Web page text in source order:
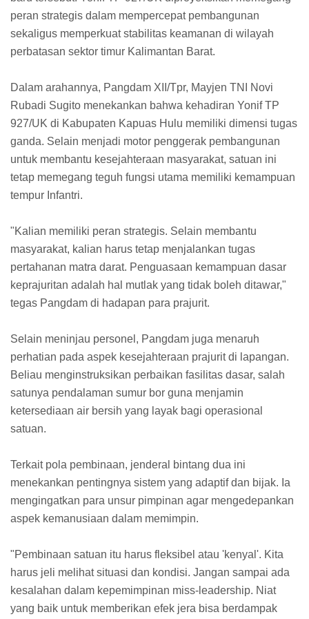
peran strategis dalam mempercepat pembangunan
sekaligus memperkuat stabilitas keamanan di wilayah
perbatasan sektor timur Kalimantan Barat.
Dalam arahannya, Pangdam XII/Tpr, Mayjen TNI Novi
Rubadi Sugito menekankan bahwa kehadiran Yonif TP
927/UK di Kabupaten Kapuas Hulu memiliki dimensi tugas
ganda. Selain menjadi motor penggerak pembangunan
untuk membantu kesejahteraan masyarakat, satuan ini
tetap memegang teguh fungsi utama memiliki kemampuan
tempur Infantri.
"Kalian memiliki peran strategis. Selain membantu
masyarakat, kalian harus tetap menjalankan tugas
pertahanan matra darat. Penguasaan kemampuan dasar
keprajuritan adalah hal mutlak yang tidak boleh ditawar,"
tegas Pangdam di hadapan para prajurit.
Selain meninjau personel, Pangdam juga menaruh
perhatian pada aspek kesejahteraan prajurit di lapangan.
Beliau menginstruksikan perbaikan fasilitas dasar, salah
satunya pendalaman sumur bor guna menjamin
ketersediaan air bersih yang layak bagi operasional
satuan.
Terkait pola pembinaan, jenderal bintang dua ini
menekankan pentingnya sistem yang adaptif dan bijak. Ia
mengingatkan para unsur pimpinan agar mengedepankan
aspek kemanusiaan dalam memimpin.
"Pembinaan satuan itu harus fleksibel atau 'kenyal'. Kita
harus jeli melihat situasi dan kondisi. Jangan sampai ada
kesalahan dalam kepemimpinan miss-leadership. Niat
yang baik untuk memberikan efek jera bisa berdampak